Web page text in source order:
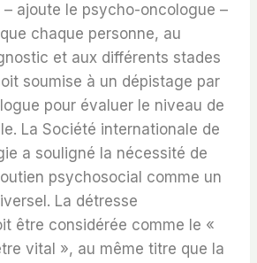
– ajoute le psycho-oncologue –
chaque personne, au
et aux différents stades
soumise à un dépistage par
pour évaluer le niveau de
La Société internationale de
a souligné la nécessité de
psychosocial comme un
La détresse
être considérée comme le «
vital », au même titre que la